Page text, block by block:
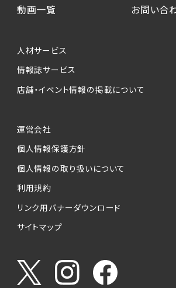
動画一覧
お問い合
人材サービス
情報誌サービス
店舗・イベント情報の掲載について
運営会社
個人情報保護方針
個人情報の取り扱いについて
利用規約
リンク用バナーダウンロード
サイトマップ